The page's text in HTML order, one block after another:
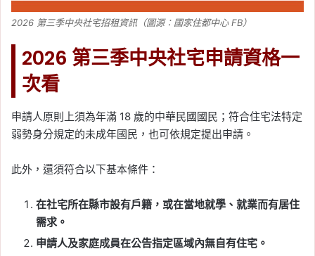
2026 第三季中央社宅招租資訊（圖源：國家住都中心 FB）
2026 第三季中央社宅申請資格一
次看
申請人原則上須為年滿 18 歲的中華民國國民；符合住宅法特定
弱勢身分規定的未成年國民，也可依規定提出申請。
此外，還須符合以下基本條件：
在社宅所在縣市設有戶籍，或在當地就學、就業而有居住
需求。
申請人及家庭成員在公告指定區域內無自有住宅。